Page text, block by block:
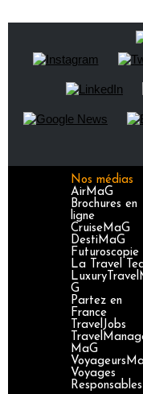
Nos médias
AirMaG
Brochures en
ligne
CruiseMaG
DestiMaG
Futuroscopie
La Travel
G
Partez en
France
TravelJobs
MaG
Voyages
Responsables